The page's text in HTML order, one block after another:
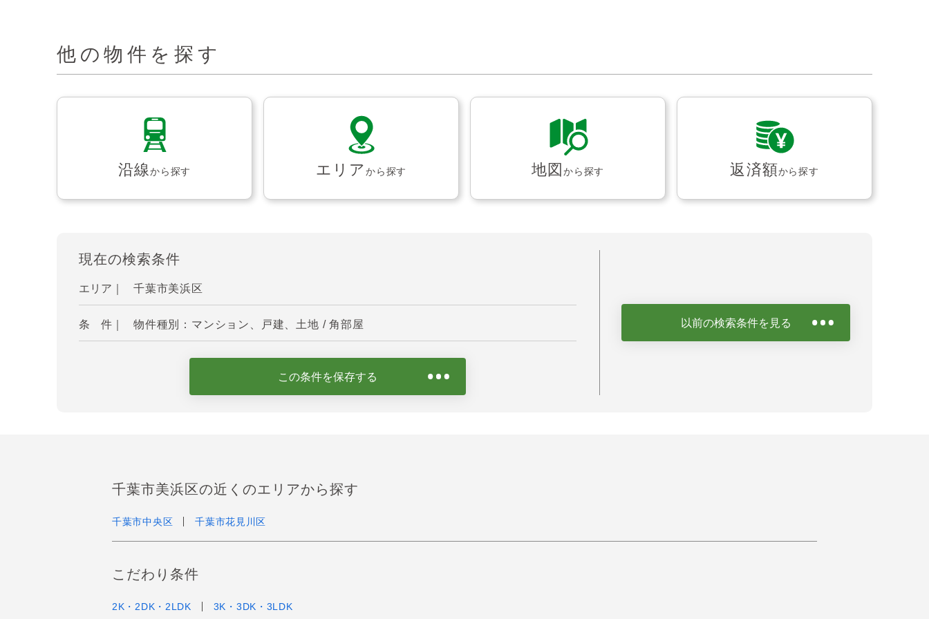
他の物件を探す
沿線から探す エリアから探す 地図から探す 返済額から探す
現在の検索条件
エリア｜ 千葉市美浜区
条 件｜ 物件種別：マンション、戸建、土地 / 角部屋
この条件を保存する
以前の検索条件を見る
千葉市美浜区の近くのエリアから探す
千葉市中央区 千葉市花見川区
こだわり条件
2K・2DK・2LDK 3K・3DK・3LDK